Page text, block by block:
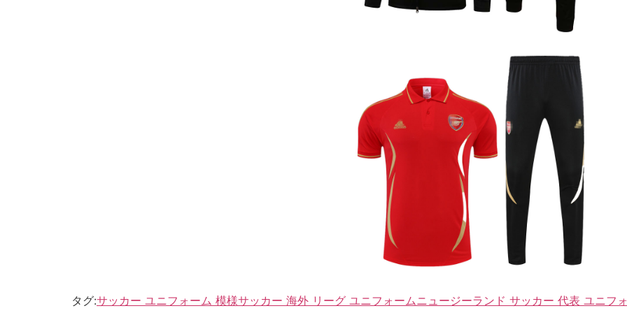
タグ:サッカー ユニフォーム 模様サッカー 海外 リーグ ユニフォームニュージーランド サッカー 代表 ユニフ